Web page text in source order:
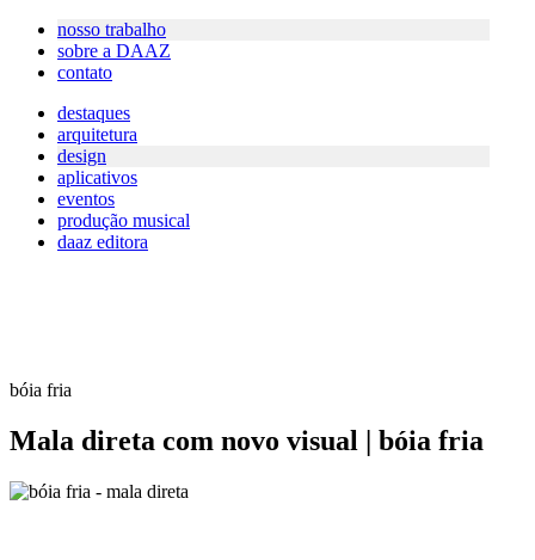
nosso trabalho
sobre a DAAZ
contato
destaques
arquitetura
design
aplicativos
eventos
produção musical
daaz editora
bóia fria
Mala direta com novo visual | bóia fria